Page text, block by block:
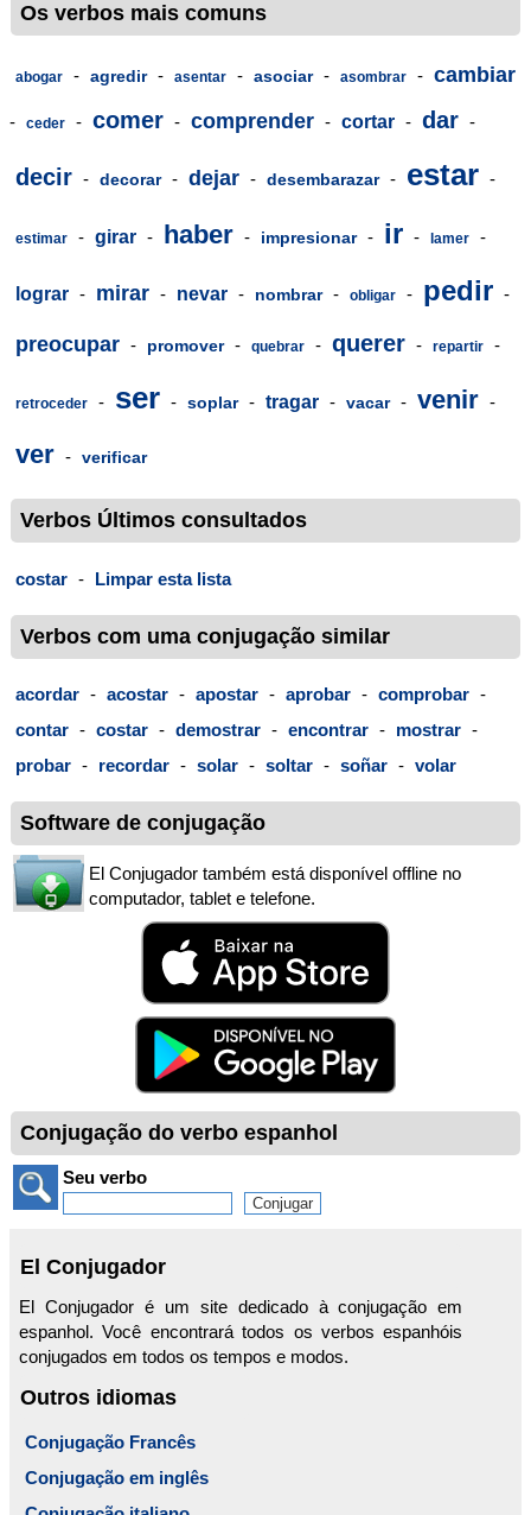
Os verbos mais comuns
abogar - agredir - asentar - asociar - asombrar - cambiar
- ceder - comer - comprender - cortar - dar -
decir - decorar - dejar - desembarazar - estar -
estimar - girar - haber - impresionar - ir - lamer -
lograr - mirar - nevar - nombrar - obligar - pedir -
preocupar - promover - quebrar - querer - repartir -
retroceder - ser - soplar - tragar - vacar - venir -
ver - verificar
Verbos Últimos consultados
costar - Limpar esta lista
Verbos com uma conjugação similar
acordar - acostar - apostar - aprobar - comprobar -
contar - costar - demostrar - encontrar - mostrar -
probar - recordar - solar - soltar - soñar - volar
Software de conjugação
El Conjugador também está disponível offline no
computador, tablet e telefone.
Conjugação do verbo espanhol
Seu verbo
El Conjugador
El Conjugador é um site dedicado à conjugação em
espanhol. Você encontrará todos os verbos espanhóis
conjugados em todos os tempos e modos.
Outros idiomas
Conjugação Francês
Conjugação em inglês